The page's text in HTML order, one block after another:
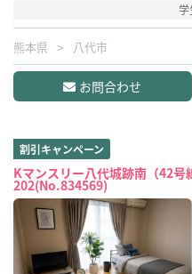
学
熊本県 八代市
お問合わせ
割引キャンペーン
Kマンスリー八代城跡南（42号
202(No.834569)